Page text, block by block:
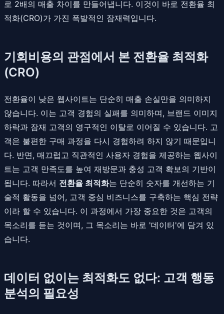
로 2배의 매출 차이를 만들어냅니다. 이것이 바로 전환율 최
적화(CRO)가 가진 폭발적인 잠재력입니다.
기회비용의 관점에서 본 전환율 최적화
(CRO)
전환율이 낮은 웹사이트는 단순히 매출 손실만을 의미하지
않습니다. 이는 고객 경험의 실패를 의미하며, 브랜드 이미지
하락과 잠재 고객의 영구적인 이탈로 이어질 수 있습니다. 고
객은 불편한 구매 과정을 다시 경험하려 하지 않기 때문입니
다. 반면, 매끄럽고 직관적인 사용자 경험을 제공하는 웹사이
트는 고객 만족도를 높여 재방문과 충성 고객 확보의 기반이
됩니다. 따라서 전환율 최적화는 단순히 숫자를 개선하는 기
술적 활동을 넘어, 고객 중심 비즈니스를 구축하는 핵심 전략
이라 할 수 있습니다. 이 과정에서 가장 중요한 것은 고객의
목소리를 듣는 것이며, 그 목소리는 바로 '데이터'에 담겨 있
습니다.
데이터 없이는 최적화도 없다: 고객 행동
분석의 필요성